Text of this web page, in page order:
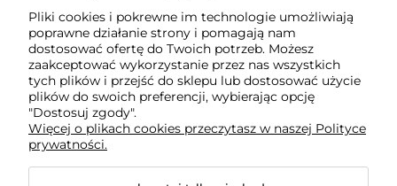
Obsługa klienta
Pomoc
Moje konto
Pliki cookies i pokrewne im technologie umożliwiają
poprawne działanie strony i pomagają nam
dostosować ofertę do Twoich potrzeb. Możesz
zaakceptować wykorzystanie przez nas wszystkich
tych plików i przejść do sklepu lub dostosować użycie
plików do swoich preferencji, wybierając opcję
"Dostosuj zgody".
Więcej o plikach cookies przeczytasz w naszej Polityce
prywatności.